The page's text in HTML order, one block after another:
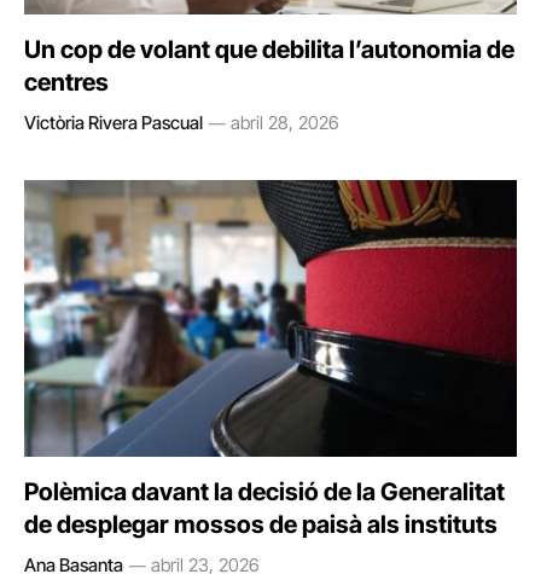
Un cop de volant que debilita l’autonomia de
centres
Victòria Rivera Pascual abril 28, 2026
Polèmica davant la decisió de la Generalitat
de desplegar mossos de paisà als instituts
Ana Basanta abril 23, 2026